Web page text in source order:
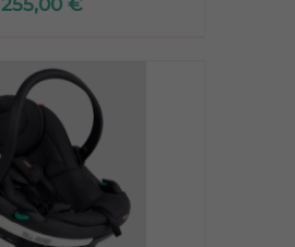
255,00 €